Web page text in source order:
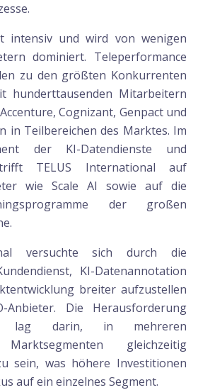
intensiv und wird von wenigen
dominiert. Teleperformance
zu den größten Konkurrenten
hunderttausenden Mitarbeitern
Cognizant, Genpact und
in Teilbereichen des Marktes. Im
der KI-Datendienste und
TELUS International auf
wie Scale AI sowie auf die
der großen
versuchte sich durch die
KI-Datenannotation
breiter aufzustellen
Anbieter. Die Herausforderung
lag darin, in mehreren
Marktsegmenten gleichzeitig
sein, was höhere Investitionen
auf ein einzelnes Segment.